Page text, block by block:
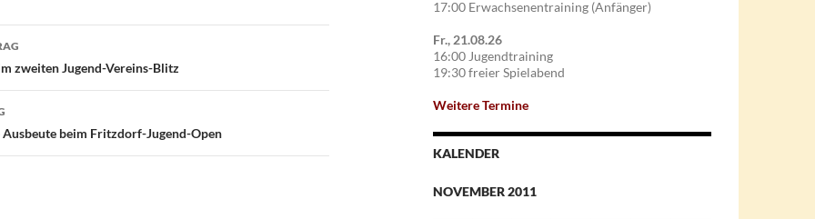
zweiten Jugend-Vereins-Blitz
beim Fritzdorf-Jugend-Open
17:00 Erwachsenentraining (Anfänger)
Fr., 21.08.26
16:00 Jugendtraining
19:30 freier Spielabend
Weitere Termine
KALENDER
NOVEMBER 2011